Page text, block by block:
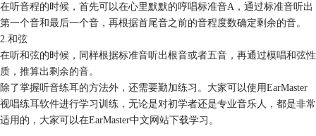
在听音程的时候，首先可以在心里默默的哼唱标准音A，通过标准音听出
第一个音和最后一个音，再根据首尾音之前的音程度数确定剩余的音。
2.和弦
在听和弦的时候，同样根据标准音听出根音或者五音，再通过模唱和弦性
质，推算出剩余的音。
除了掌握听音练耳的方法外，还需要勤加练习。大家可以使用EarMaster
视唱练耳软件进行学习训练，无论是对初学者还是专业音乐人，都是非常
适用的，大家可以在EarMaster中文网站下载学习。